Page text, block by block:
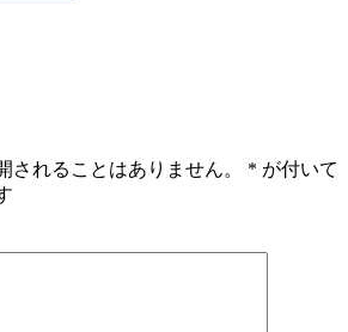
されることはありません。 * が付いて